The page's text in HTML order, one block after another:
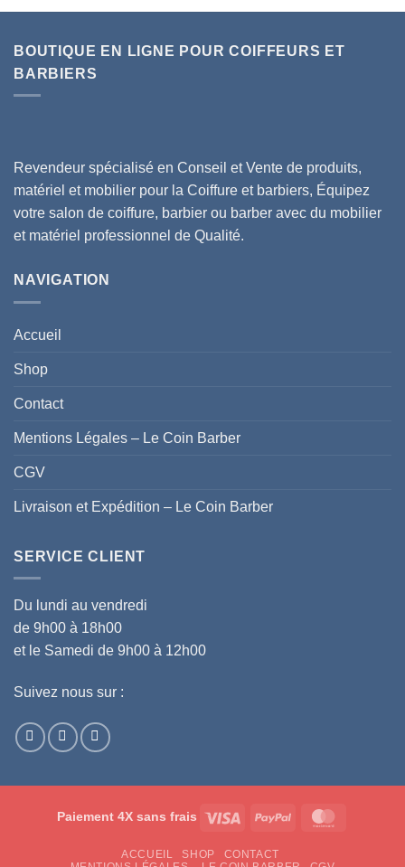
BOUTIQUE EN LIGNE POUR COIFFEURS ET
BARBIERS
Revendeur spécialisé en Conseil et Vente de produits,
matériel et mobilier pour la Coiffure et barbiers, Équipez
votre salon de coiffure, barbier ou barber avec du mobilier
et matériel professionnel de Qualité.
NAVIGATION
Accueil
Shop
Contact
Mentions Légales – Le Coin Barber
CGV
Livraison et Expédition – Le Coin Barber
SERVICE CLIENT
Du lundi au vendredi
de 9h00 à 18h00
et le Samedi de 9h00 à 12h00
Suivez nous sur :
Paiement 4X sans frais Visa PayPal
ACCUEIL SHOP
CONTACT